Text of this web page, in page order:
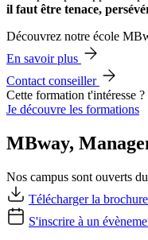
il faut être tenace,
Découvrez notre école
En savoir plus
Contact conseiller
Cette formation t'intéresse ?
Je découvre les formations
MBway,
Nos campus sont ouverts
Télécharger la brochure
S'inscrire à un